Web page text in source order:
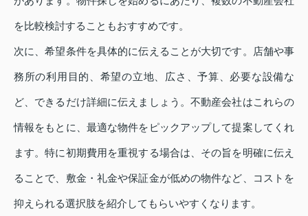
を比較検討することもおすすめです。
次に、希望条件を具体的に伝えることが大切です。店舗や事
務所の利用目的、希望の立地、広さ、予算、必要な設備な
ど、できるだけ詳細に伝えましょう。不動産会社はこれらの
情報をもとに、最適な物件をピックアップして提案してくれ
ます。特に初期費用を重視する場合は、その旨を明確に伝え
ることで、敷金・礼金や保証金が低めの物件など、コストを
抑えられる選択肢を紹介してもらいやすくなります。